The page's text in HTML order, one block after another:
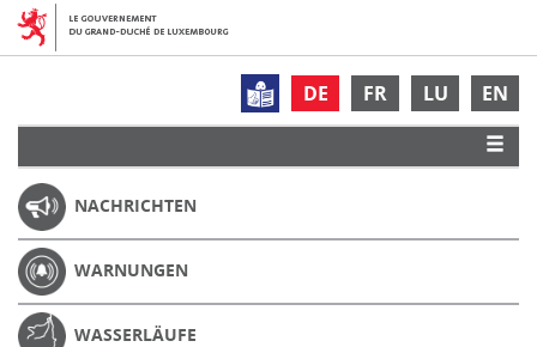
DE FR LU EN
NACHRICHTEN
WARNUNGEN
WASSERLÄUFE